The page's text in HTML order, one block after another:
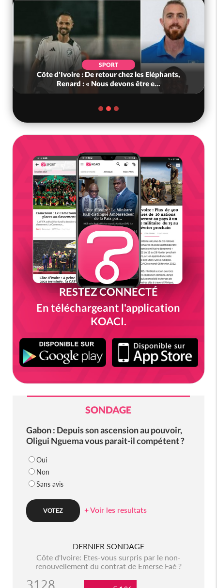
SPORT
Côte d'Ivoire : De retour chez les Eléphants,
Renard : « Nous devons être e...
RESTEZ CONNECTÉ
En téléchargeant l'application
KOACI.
SONDAGE
Gabon : Depuis son ascension au pouvoir,
Oligui Nguema vous parait-il compétent ?
Oui
Non
Sans avis
+ Voir les resultats
DERNIER SONDAGE
Côte d'Ivoire: Etes-vous surpris par le non-
renouvellement du contrat de Emerse Faé ?